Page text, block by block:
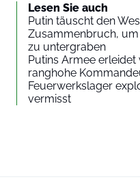
Lesen Sie auch
Putin täuscht den
Zusammenbruch,
zu untergraben
Putins Armee
ranghohe
Feuerwerkslager
vermisst